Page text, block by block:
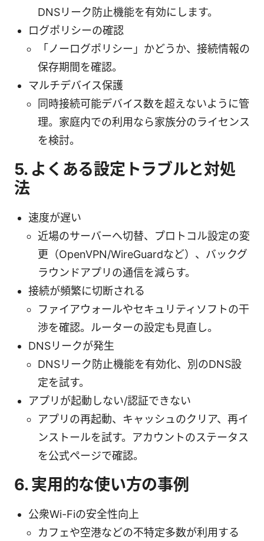
DNSリーク防止機能を有効にします。
ログポリシーの確認
「ノーログポリシー」かどうか、接続情報の
保存期間を確認。
マルチデバイス保護
同時接続可能デバイス数を超えないように管
理。家庭内での利用なら家族分のライセンス
を検討。
5. よくある設定トラブルと対処
法
速度が遅い
近場のサーバーへ切替、プロトコル設定の変
更（OpenVPN/WireGuardなど）、バックグ
ラウンドアプリの通信を減らす。
接続が頻繁に切断される
ファイアウォールやセキュリティソフトの干
渉を確認。ルーターの設定も見直し。
DNSリークが発生
DNSリーク防止機能を有効化、別のDNS設
定を試す。
アプリが起動しない/認証できない
アプリの再起動、キャッシュのクリア、再イ
ンストールを試す。アカウントのステータス
を公式ページで確認。
6. 実用的な使い方の事例
公衆Wi-Fiの安全性向上
カフェや空港などの不特定多数が利用する